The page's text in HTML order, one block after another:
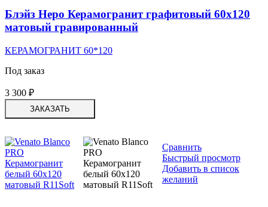
Блэйз Неро Керамогранит графитовый 60х120
матовый гравированный
КЕРАМОГРАНИТ 60*120
Под заказ
3 300 ₽
ЗАКАЗАТЬ
Сравнить
Быстрый просмотр
Добавить в список
желаний